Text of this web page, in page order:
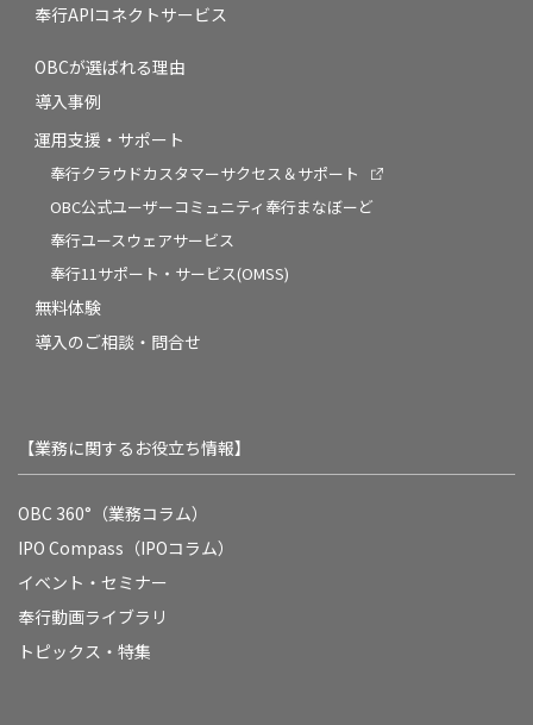
奉行APIコネクトサービス
OBCが選ばれる理由
導入事例
運用支援・サポート
奉行クラウドカスタマーサクセス＆サポート
OBC公式ユーザーコミュニティ奉行まなぼーど
奉行ユースウェアサービス
奉行11サポート・サービス(OMSS)
無料体験
導入のご相談・問合せ
【業務に関するお役立ち情報】
OBC 360°（業務コラム）
IPO Compass（IPOコラム）
イベント・セミナー
奉行動画ライブラリ
トピックス・特集